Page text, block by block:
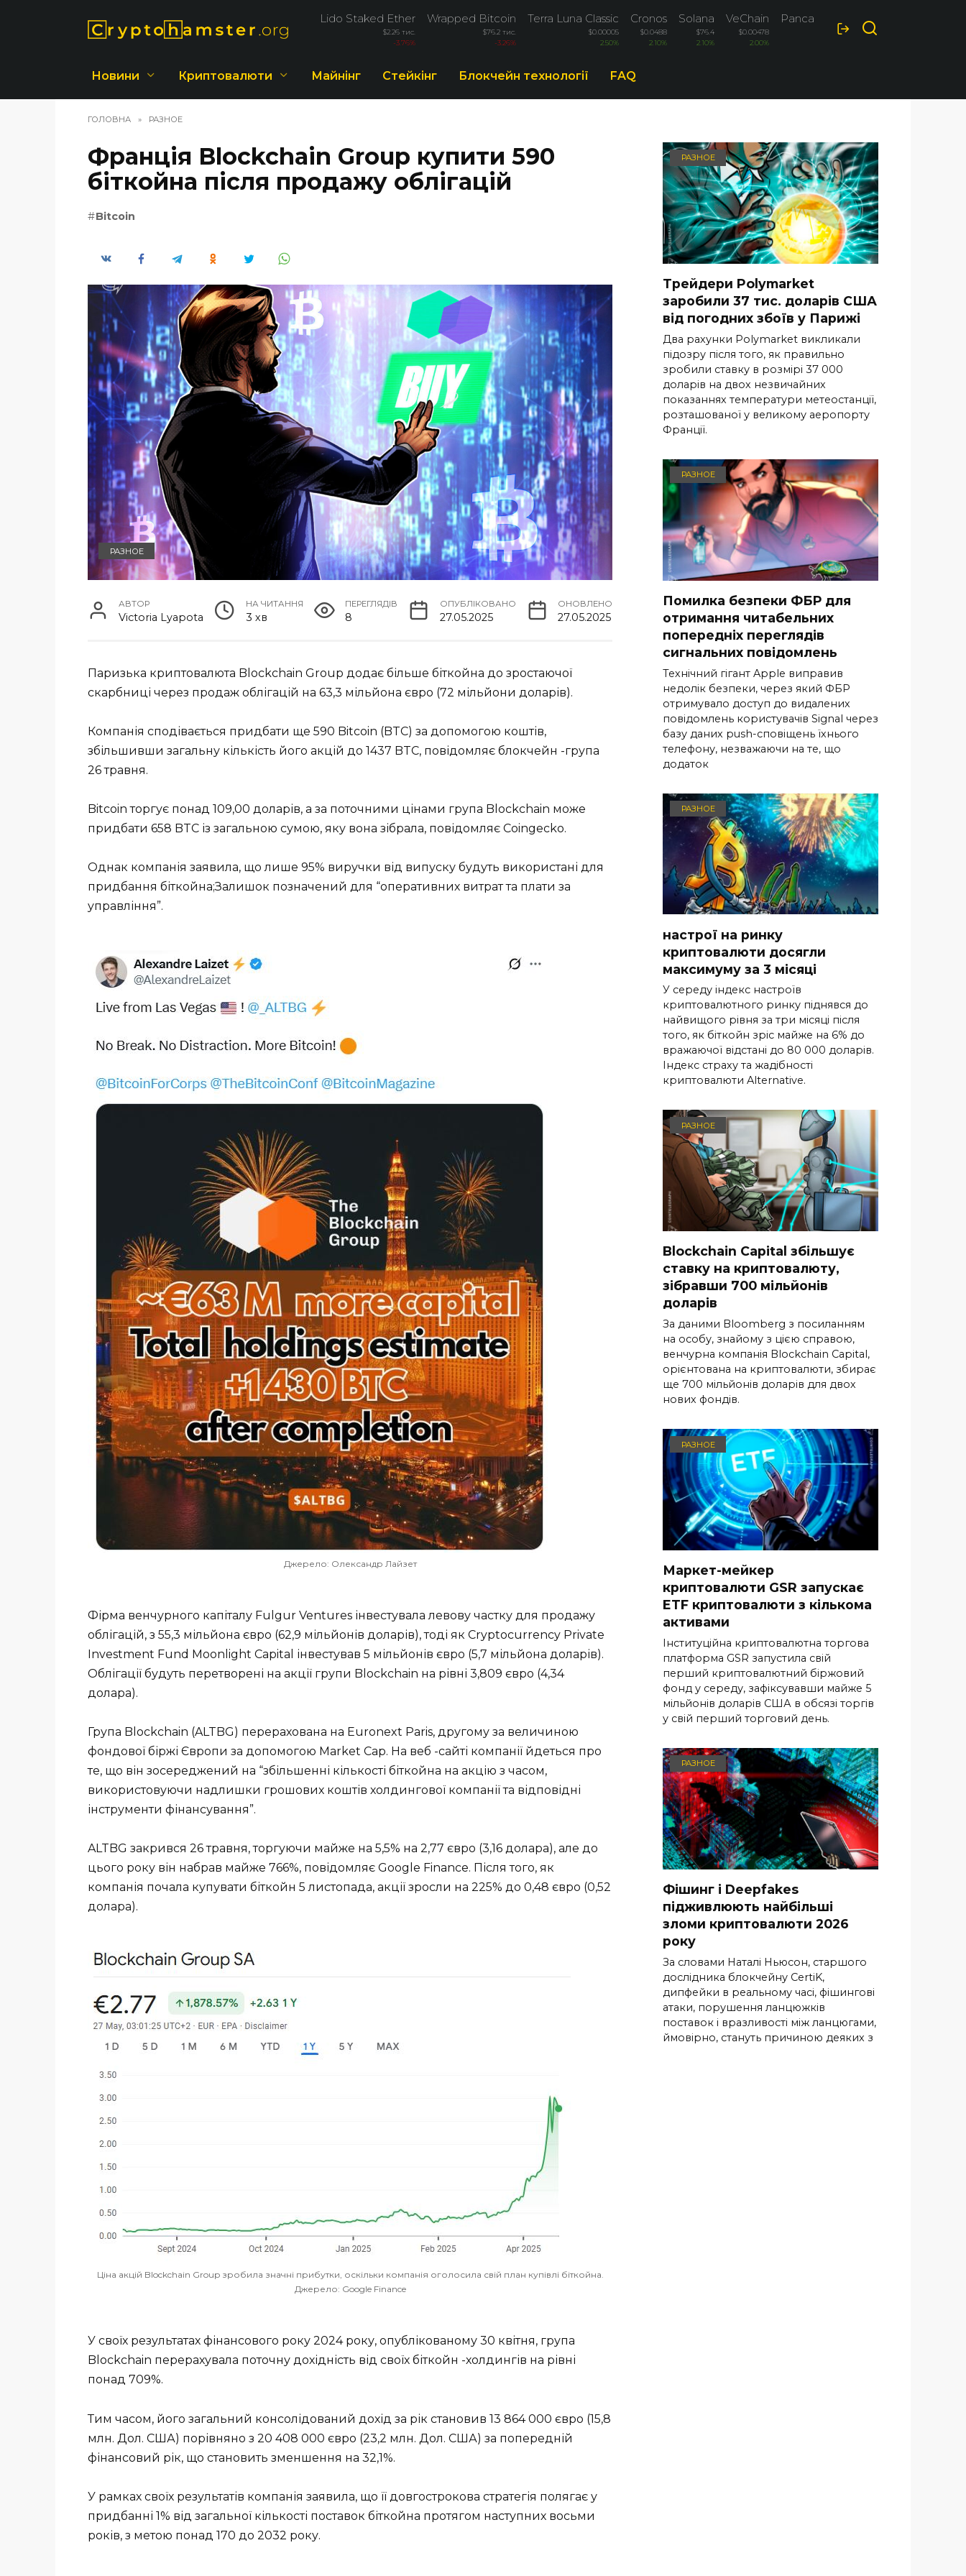
Lido Staked Ether
$2.26 тис.
-3.76%
Wrapped Bitcoin
$76.2 тис.
-3.26%
Terra Luna Classic
$0.00005
2.50%
Cronos
$0.0488
2.10%
Solana
$76.4
2.10%
VeChain
$0.00478
2.00%
PancakeSwap
$1.44
Optimism
Новини Криптовалюти Майнінг Стейкінг Блокчейн технології FAQ
ГОЛОВНА » РАЗНОЕ
Франція Blockchain Group купити 590
біткойна після продажу облігацій
Bitcoin
РАЗНОЕ
АВТОР
Victoria Lyapota
НА ЧИТАННЯ
3 хв
ПЕРЕГЛЯДІВ
8
ОПУБЛІКОВАНО
27.05.2025
ОНОВЛЕНО
27.05.2025
Паризька криптовалюта Blockchain Group додає більше біткойна до зростаючої
скарбниці через продаж облігацій на 63,3 мільйона євро (72 мільйони доларів).
Компанія сподівається придбати ще 590 Bitcoin (BTC) за допомогою коштів,
збільшивши загальну кількість його акцій до 1437 BTC, повідомляє блокчейн -група
26 травня.
Bitcoin торгує понад 109,00 доларів, а за поточними цінами група Blockchain може
придбати 658 BTC із загальною сумою, яку вона зібрала, повідомляє Coingecko.
Однак компанія заявила, що лише 95% виручки від випуску будуть використані для
придбання біткойна;Залишок позначений для “оперативних витрат та плати за
управління”.
Джерело: Олександр Лайзет
Фірма венчурного капіталу Fulgur Ventures інвестувала левову частку для продажу
облігацій, з 55,3 мільйона євро (62,9 мільйонів доларів), тоді як Cryptocurrency Private
Investment Fund Moonlight Capital інвестував 5 мільйонів євро (5,7 мільйона доларів).
Облігації будуть перетворені на акції групи Blockchain на рівні 3,809 євро (4,34
долара).
Група Blockchain (ALTBG) перерахована на Euronext Paris, другому за величиною
фондової біржі Європи за допомогою Market Cap. На веб -сайті компанії йдеться про
те, що він зосереджений на “збільшенні кількості біткойна на акцію з часом,
використовуючи надлишки грошових коштів холдингової компанії та відповідні
інструменти фінансування”.
ALTBG закрився 26 травня, торгуючи майже на 5,5% на 2,77 євро (3,16 долара), але до
цього року він набрав майже 766%, повідомляє Google Finance. Після того, як
компанія почала купувати біткойн 5 листопада, акції зросли на 225% до 0,48 євро (0,52
долара).
Ціна акцій Blockchain Group зробила значні прибутки, оскільки компанія оголосила свій план купівлі біткойна.
Джерело: Google Finance
У своїх результатах фінансового року 2024 року, опублікованому 30 квітня, група
Blockchain перерахувала поточну дохідність від своїх біткойн -холдингів на рівні
понад 709%.
Тим часом, його загальний консолідований дохід за рік становив 13 864 000 євро (15,8
млн. Дол. США) порівняно з 20 408 000 євро (23,2 млн. Дол. США) за попередній
фінансовий рік, що становить зменшення на 32,1%.
У рамках своїх результатів компанія заявила, що її довгострокова стратегія полягає у
придбанні 1% від загальної кількості поставок біткойна протягом наступних восьми
років, з метою понад 170 до 2032 року.
РАЗНОЕ
Трейдери Polymarket
заробили 37 тис. доларів США
від погодних збоїв у Парижі
Два рахунки Polymarket викликали
підозру після того, як правильно
зробили ставку в розмірі 37 000
доларів на двох незвичайних
показаннях температури метеостанції,
розташованої у великому аеропорту
Франції.
РАЗНОЕ
Помилка безпеки ФБР для
отримання читабельних
попередніх переглядів
сигнальних повідомлень
Технічний гігант Apple виправив
недолік безпеки, через який ФБР
отримувало доступ до видалених
повідомлень користувачів Signal через
базу даних push-сповіщень їхнього
телефону, незважаючи на те, що
додаток
РАЗНОЕ
настрої на ринку
криптовалюти досягли
максимуму за 3 місяці
У середу індекс настроїв
криптовалютного ринку піднявся до
найвищого рівня за три місяці після
того, як біткойн зріс майже на 6% до
вражаючої відстані до 80 000 доларів.
Індекс страху та жадібності
криптовалюти Alternative.
РАЗНОЕ
Blockchain Capital збільшує
ставку на криптовалюту,
зібравши 700 мільйонів
доларів
За даними Bloomberg з посиланням
на особу, знайому з цією справою,
венчурна компанія Blockchain Capital,
орієнтована на криптовалюти, збирає
ще 700 мільйонів доларів для двох
нових фондів.
РАЗНОЕ
Маркет-мейкер
криптовалюти GSR запускає
ETF криптовалюти з кількома
активами
Інституційна криптовалютна торгова
платформа GSR запустила свій
перший криптовалютний біржовий
фонд у середу, зафіксувавши майже 5
мільйонів доларів США в обсязі торгів
у свій перший торговий день.
РАЗНОЕ
Фішинг і Deepfakes
підживлюють найбільші
зломи криптовалюти 2026
року
За словами Наталі Ньюсон, старшого
дослідника блокчейну CertiK,
дипфейки в реальному часі, фішингові
атаки, порушення ланцюжків
поставок і вразливості між ланцюгами,
ймовірно, стануть причиною деяких з